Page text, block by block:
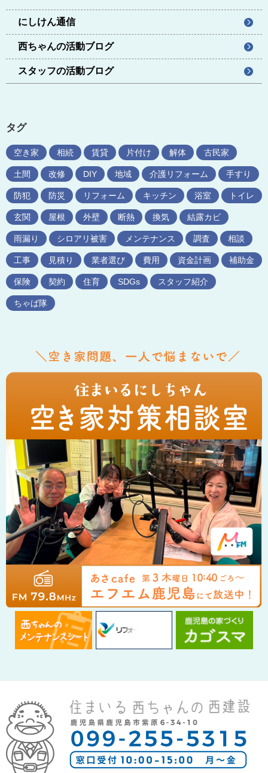
にしけん通信
西ちゃんの活動ブログ
スタッフの活動ブログ
タグ
空き家 相続 賃貸 片付け 解体 古民家
土間 改修 DIY 地域 介護リフォーム 手すり
防犯 防災 リフォーム キッチン 浴室 トイレ
玄関 屋根 外壁 断熱 換気 結露カビ
雨漏り シロアリ被害 メンテナンス 調査 相談
工事 見積り 業者選び 費用 資金計画 補助金
保険 契約 住育 SDGs スタッフ紹介
ちゃば隊